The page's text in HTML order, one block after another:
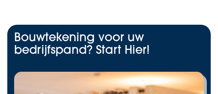
Bouwtekening voor uw
bedrijfspand? Start Hier!